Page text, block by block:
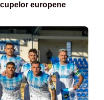
europene